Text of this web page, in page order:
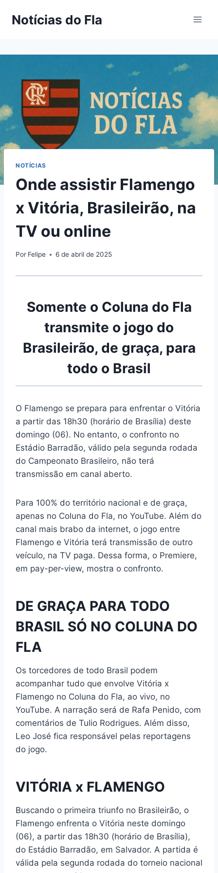
paraNotícias do Fla
NOTÍCIAS
Onde assistir Flamengo
x Vitória, Brasileirão, na
TV ou online
Por Felipe 6 de abril de 2025
Somente o Coluna do Fla
transmite o jogo do
Brasileirão, de graça, para
todo o Brasil
O Flamengo se prepara para enfrentar o Vitória
a partir das 18h30 (horário de Brasília) deste
domingo (06). No entanto, o confronto no
Estádio Barradão, válido pela segunda rodada
do Campeonato Brasileiro, não terá
transmissão em canal aberto.
Para 100% do território nacional e de graça,
apenas no Coluna do Fla, no YouTube. Além do
canal mais brabo da internet, o jogo entre
Flamengo e Vitória terá transmissão de outro
veículo, na TV paga. Dessa forma, o Premiere,
em pay-per-view, mostra o confronto.
DE GRAÇA PARA TODO
BRASIL SÓ NO COLUNA DO
FLA
Os torcedores de todo Brasil podem
acompanhar tudo que envolve Vitória x
Flamengo no Coluna do Fla, ao vivo, no
YouTube. A narração será de Rafa Penido, com
comentários de Tulio Rodrigues. Além disso,
Leo José fica responsável pelas reportagens
do jogo.
VITÓRIA x FLAMENGO
Buscando o primeira triunfo no Brasileirão, o
Flamengo enfrenta o Vitória neste domingo
(06), a partir das 18h30 (horário de Brasília),
do Estádio Barradão, em Salvador. A partida é
válida pela segunda rodada do torneio nacional